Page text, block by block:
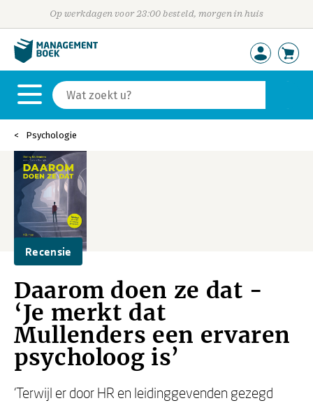
Op werkdagen voor 23:00 besteld, morgen in huis
Psychologie
Recensie
Daarom doen ze dat -
‘Je merkt dat
Mullenders een ervaren
psycholoog is’
‘Terwijl er door HR en leidinggevenden gezegd